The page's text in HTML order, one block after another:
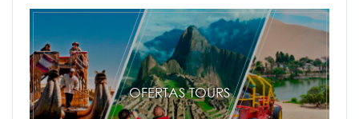
OFERTAS TOURS